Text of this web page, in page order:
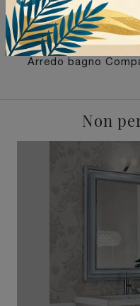
Arredo bagno
Arredo bagno
Arredo bagno
Non